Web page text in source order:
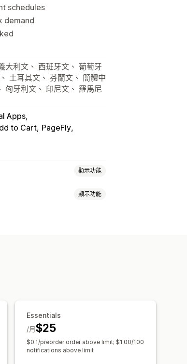
schedules
demand
大利文、 西班牙文、 葡萄牙
土耳其文、 芬蘭文、 簡體中
匈牙利文、 印尼文、 羅馬尼
Apps
to Cart PageFly
顯示功能
顯示功能
Essentials
$25
/月
$0.1/preorder order above limit; $1.00/100
notifications above limit